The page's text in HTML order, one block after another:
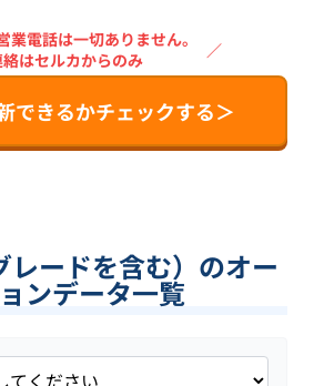
業電話は一切ありません。
はセルカからのみ
／
できるかチェックする＞
レードを含む）のオー
ンデータ一覧